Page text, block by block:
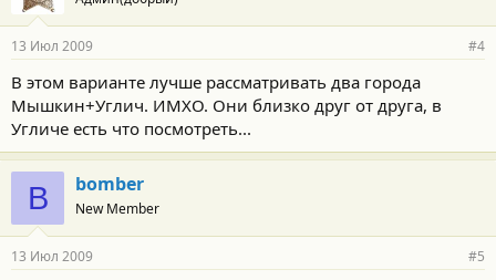
13 Июл 2009 #4
В этом варианте лучше рассматривать два города
Мышкин+Углич. ИМХО. Они близко друг от друга, в
Угличе есть что посмотреть...
B bomber
New Member
13 Июл 2009 #5